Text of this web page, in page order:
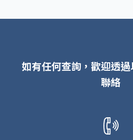
如有任何查詢，歡迎透
聯絡